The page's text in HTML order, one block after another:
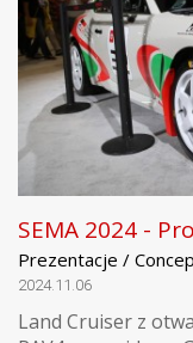
SEMA 2024 -
Prezentacje /
2024.11.06
Land Cruiser z